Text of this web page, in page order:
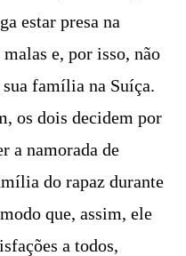
estar presa na
e, por isso, não
família na Suíça.
os dois decidem por
a namorada de
do rapaz durante
que, assim, ele
a todos,